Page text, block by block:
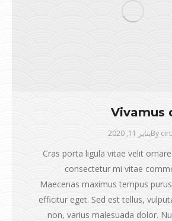
Vivamus
Byيناير 11, 2020
Cras porta ligula vitae velit
consectetur mi vitae
Maecenas maximus tempus
efficitur eget. Sed est tellus,
non, varius malesuada dolor.